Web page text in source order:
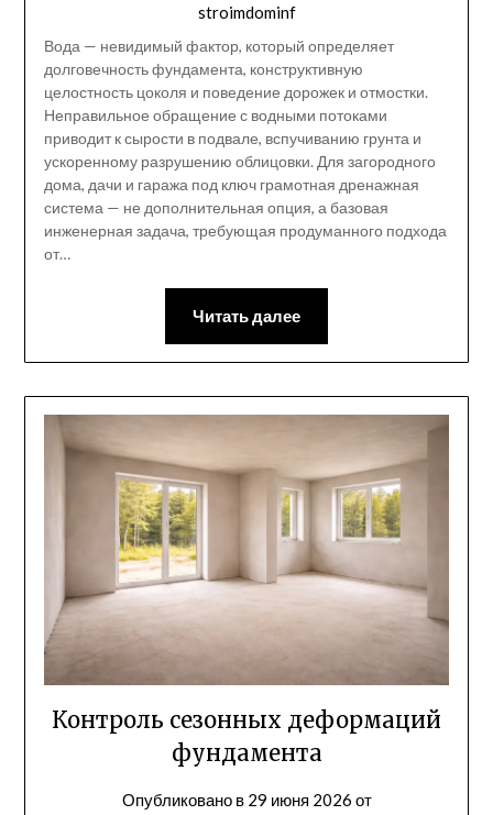
stroimdominf
Вода — невидимый фактор, который определяет
долговечность фундамента, конструктивную
целостность цоколя и поведение дорожек и отмостки.
Неправильное обращение с водными потоками
приводит к сырости в подвале, вспучиванию грунта и
ускоренному разрушению облицовки. Для загородного
дома, дачи и гаража под ключ грамотная дренажная
система — не дополнительная опция, а базовая
инженерная задача, требующая продуманного подхода
от…
Читать далее
Контроль сезонных деформаций
фундамента
Опубликовано в 29 июня 2026 от